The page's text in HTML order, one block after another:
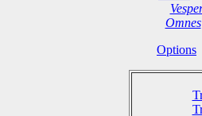
Omnes
Options